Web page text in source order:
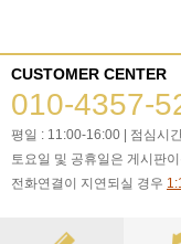
CUSTOMER CENTER
010-4357-
평일 : 11:00-16:00 | 점심시
토요일 및 공휴일은 게시판
전화연결이 지연되실 경우